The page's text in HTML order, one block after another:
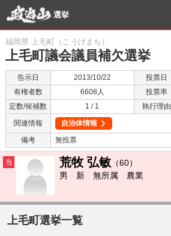
選挙
福岡県 上毛町（こうげまち）
上毛町議会議員補欠選挙
告示日 2013/10/22 投票日
有権者数
6608人 投票率
定数/候補数
1 / 1 執行理由
関連情報
自治体情報
備考
無投票
当 荒牧 弘敏 （60）
男
新 無所属 農業
上毛町選挙一覧